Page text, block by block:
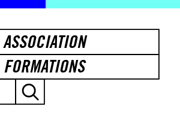
ASSOCIATION
FORMATIONS